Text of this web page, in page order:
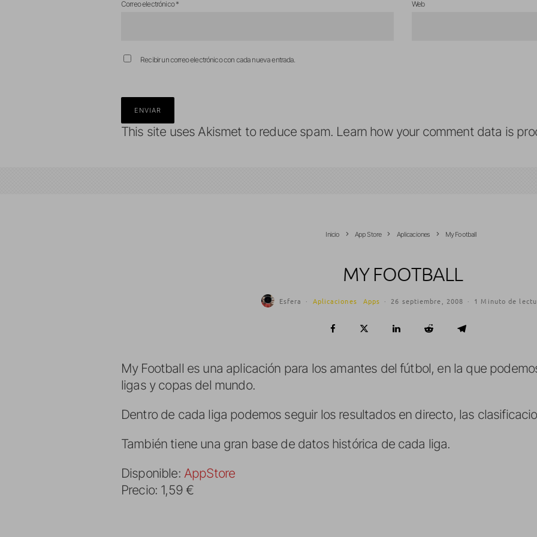
Correo electrónico* Web
Recibir un correo electrónico con cada nueva entrada.
This site uses Akismet to reduce spam. Learn how your comment data is
Inicio App Store Aplicaciones My Football
MY FOOTBALL
Esfera · Aplicaciones Apps · 26 septiembre, 2008 · 1 Minuto de
My Football es una aplicación para los amantes del fútbol, en la que
ligas y copas del mundo.
Dentro de cada liga podemos seguir los resultados en directo, las
También tiene una gran base de datos histórica de cada liga.
Disponible: AppStore
Precio: 1,59 €